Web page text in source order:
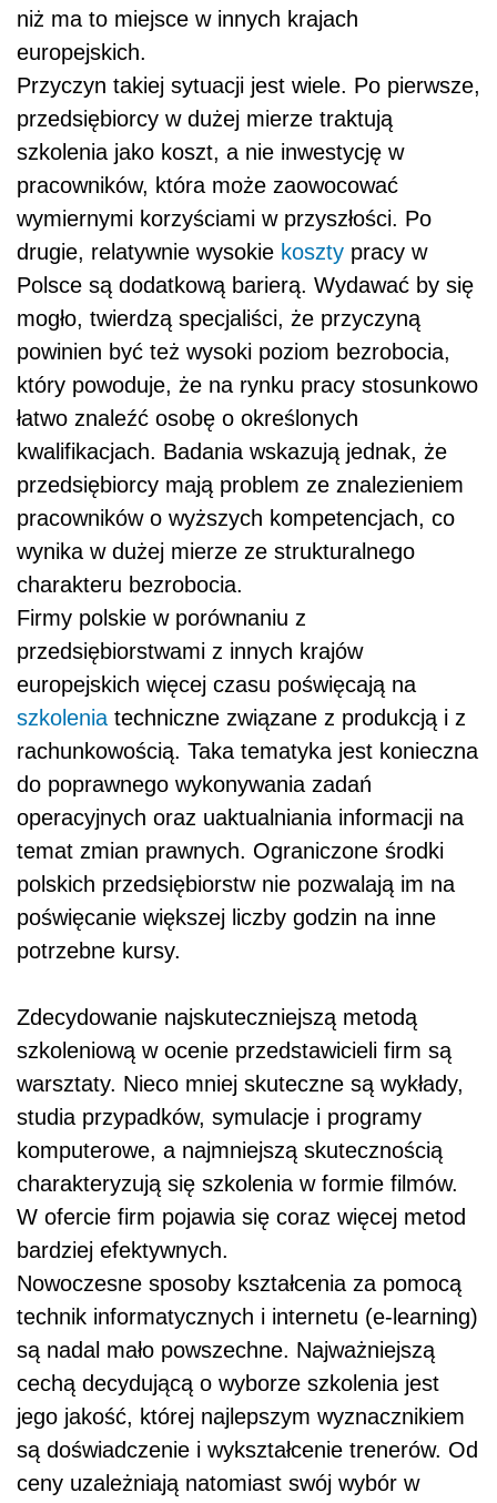
niż ma to miejsce w innych krajach
europejskich.
Przyczyn takiej sytuacji jest wiele. Po pierwsze,
przedsiębiorcy w dużej mierze traktują
szkolenia jako koszt, a nie inwestycję w
pracowników, która może zaowocować
wymiernymi korzyściami w przyszłości. Po
drugie, relatywnie wysokie koszty pracy w
Polsce są dodatkową barierą. Wydawać by się
mogło, twierdzą specjaliści, że przyczyną
powinien być też wysoki poziom bezrobocia,
który powoduje, że na rynku pracy stosunkowo
łatwo znaleźć osobę o określonych
kwalifikacjach. Badania wskazują jednak, że
przedsiębiorcy mają problem ze znalezieniem
pracowników o wyższych kompetencjach, co
wynika w dużej mierze ze strukturalnego
charakteru bezrobocia.
Firmy polskie w porównaniu z
przedsiębiorstwami z innych krajów
europejskich więcej czasu poświęcają na
szkolenia techniczne związane z produkcją i z
rachunkowością. Taka tematyka jest konieczna
do poprawnego wykonywania zadań
operacyjnych oraz uaktualniania informacji na
temat zmian prawnych. Ograniczone środki
polskich przedsiębiorstw nie pozwalają im na
poświęcanie większej liczby godzin na inne
potrzebne kursy.
Zdecydowanie najskuteczniejszą metodą
szkoleniową w ocenie przedstawicieli firm są
warsztaty. Nieco mniej skuteczne są wykłady,
studia przypadków, symulacje i programy
komputerowe, a najmniejszą skutecznością
charakteryzują się szkolenia w formie filmów.
W ofercie firm pojawia się coraz więcej metod
bardziej efektywnych.
Nowoczesne sposoby kształcenia za pomocą
technik informatycznych i internetu (e-learning)
są nadal mało powszechne. Najważniejszą
cechą decydującą o wyborze szkolenia jest
jego jakość, której najlepszym wyznacznikiem
są doświadczenie i wykształcenie trenerów. Od
ceny uzależniają natomiast swój wybór w